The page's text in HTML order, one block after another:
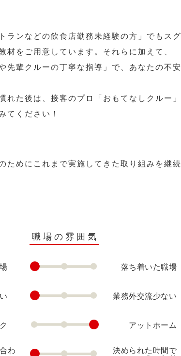
ランなどの飲食店勤務未経験の方」でもスグ
をご用意しています。それらに加えて、
先輩クルーの丁寧な指導」で、あなたの不安
た後は、接客のプロ「おもてなしクルー」
てください！
ためにこれまで実施してきた取り組みを継続
職場の雰囲気
落ち着いた職場
業務外交流少ない
アットホーム
わ
決められた時間で